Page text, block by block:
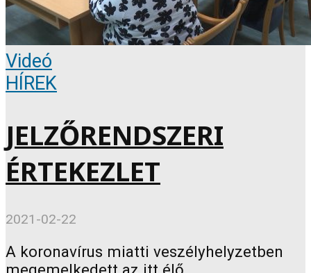
Videó
HÍREK
JELZŐRENDSZERI
ÉRTEKEZLET
2021-02-22
A koronavírus miatti veszélyhelyzetben